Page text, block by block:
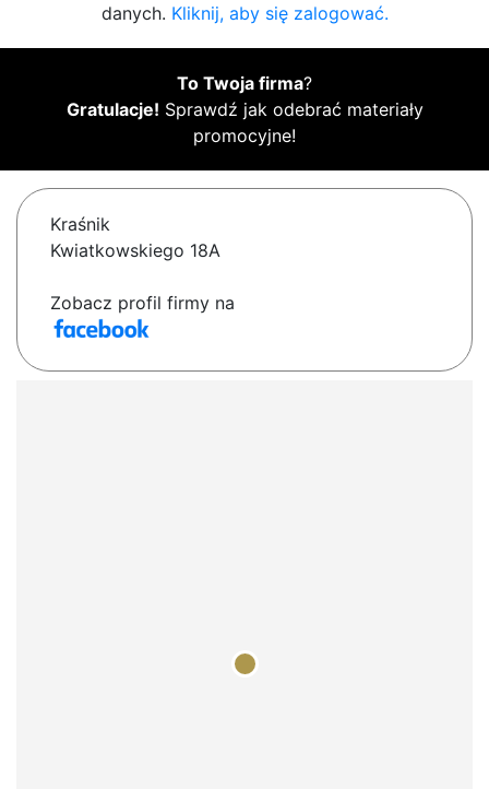
danych. Kliknij, aby się zalogować.
To Twoja firma?
Gratulacje! Sprawdź jak odebrać materiały
promocyjne!
Kraśnik
Kwiatkowskiego 18A
Zobacz profil firmy na